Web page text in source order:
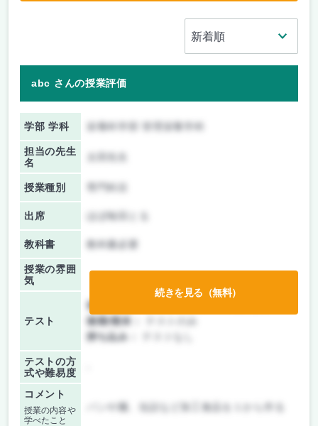
abc さんの授業評価
学部 学科 栄養科学部 管理栄養学科
担当の先生
名
授業種別
出席 ほぼ毎回とる
教科書 教科書必要
授業の雰囲
気
テスト
前期/中間：
後期/期末：
持ち込み：
テストの方
式や難易度
コメント
授業の内容や
学べたこと
パンや麺、缶詰など加工食品を１から作る
続きを見る（無料）